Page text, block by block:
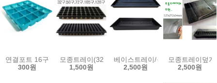
연결포트 16구 25구 36구 흰색 검정 모종판 육묘판 모종 트레이 하프돔
300원
모종트레이(32구~128구)/모종판/0.8T/육묘판/모종
1,500원
베이스트레이/육묘재배용/수경재
2,500원
모종트레이덮
2,500원